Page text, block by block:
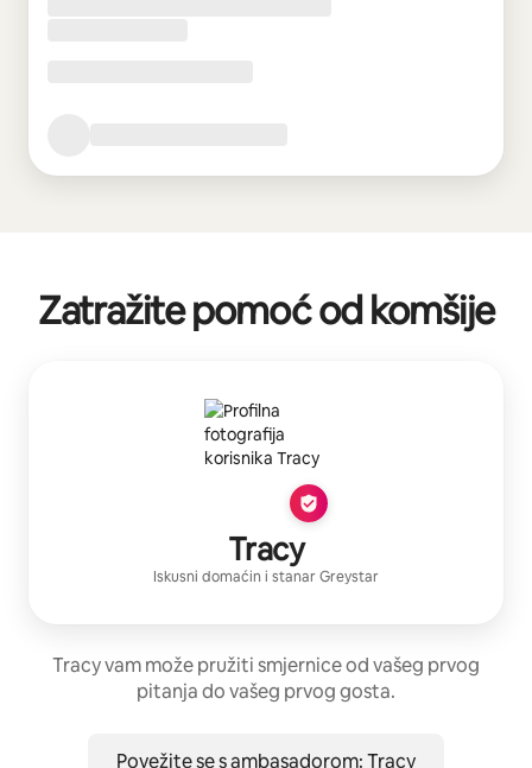
Zatražite pomoć od komšije
Tracy
Iskusni domaćin i stanarGreystar
Tracy vam može pružiti smjernice od vašeg prvog
pitanja do vašeg prvog gosta.
Povežite se s ambasadorom: Tracy